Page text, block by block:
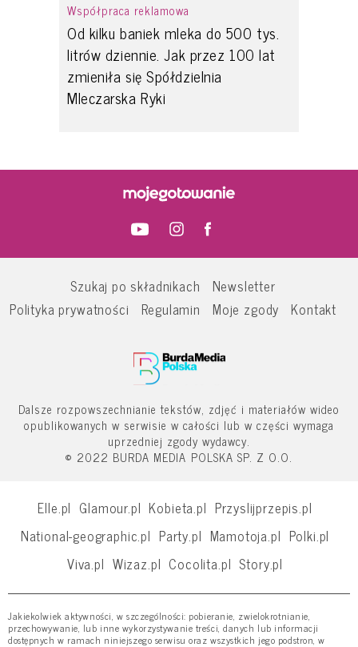
Współpraca reklamowa
Od kilku baniek mleka do 500 tys.
litrów dziennie. Jak przez 100 lat
zmieniła się Spółdzielnia
Mleczarska Ryki
Szukaj po składnikach
Newsletter
Polityka prywatności
Regulamin Moje zgody Kontakt
Dalsze rozpowszechnianie tekstów, zdjęć i materiałów wideo
opublikowanych w serwisie w całości lub w części wymaga
uprzedniej zgody wydawcy.
© 2022 BURDA MEDIA POLSKA SP. Z O.O.
Elle.pl Glamour.pl Kobieta.pl Przyslijprzepis.pl
National-geographic.pl Party.pl Mamotoja.pl Polki.pl
Viva.pl Wizaz.pl Cocolita.pl Story.pl
Jakiekolwiek aktywności, w szczególności: pobieranie, zwielokrotnianie,
przechowywanie, lub inne wykorzystywanie treści, danych lub informacji
dostępnych w ramach niniejszego serwisu oraz wszystkich jego podstron, w